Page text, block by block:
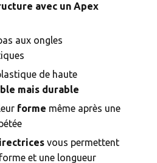
avec un Apex
aux ongles
de haute
mais durable
forme même après une
vous permettent
et une longueur